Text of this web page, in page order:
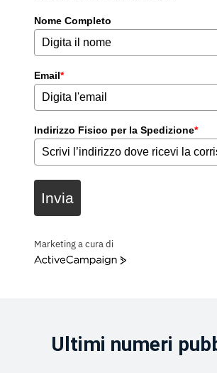
Nome Completo
Email*
Indirizzo Fisico per la Spedizione*
Invia
Marketing a cura di
ActiveCampaign
Ultimi numeri